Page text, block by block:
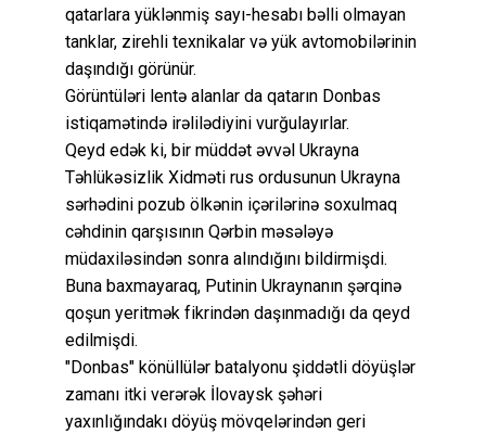
qatarlara yüklənmiş sayı-hesabı bəlli olmayan
tanklar, zirehli texnikalar və yük avtomobilərinin
daşındığı görünür.
Görüntüləri lentə alanlar da qatarın Donbas
istiqamətində irəlilədiyini vurğulayırlar.
Qeyd edək ki, bir müddət əvvəl Ukrayna
Təhlükəsizlik Xidməti rus ordusunun Ukrayna
sərhədini pozub ölkənin içərilərinə soxulmaq
cəhdinin qarşısının Qərbin məsələyə
müdaxiləsindən sonra alındığını bildirmişdi.
Buna baxmayaraq, Putinin Ukraynanın şərqinə
qoşun yeritmək fikrindən daşınmadığı da qeyd
edilmişdi.
"Donbas" könüllülər batalyonu şiddətli döyüşlər
zamanı itki verərək İlovaysk şəhəri
yaxınlığındakı döyüş mövqelərindən geri